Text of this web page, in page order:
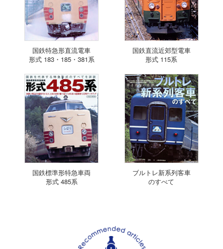
国鉄特急形直流電車
形式 183・185・381系
国鉄直流近郊型電車
形式 115系
国鉄標準形特急車両
形式 485系
ブルトレ新系列客車
のすべて